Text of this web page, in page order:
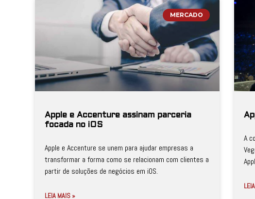
MERCADO
Apple e Accenture assinam parceria
focada no iOS
Apple e Accenture se unem para ajudar empresas a
transformar a forma como se relacionam com clientes a
partir de soluções de negócios em iOS.
LEIA MAIS »
A